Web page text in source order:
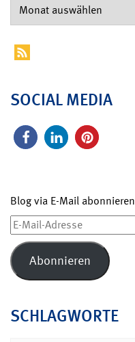
SOCIAL MEDIA
Blog via E-Mail abonnieren
E-
Mail-
Adresse
Abonnieren
SCHLAGWORTE